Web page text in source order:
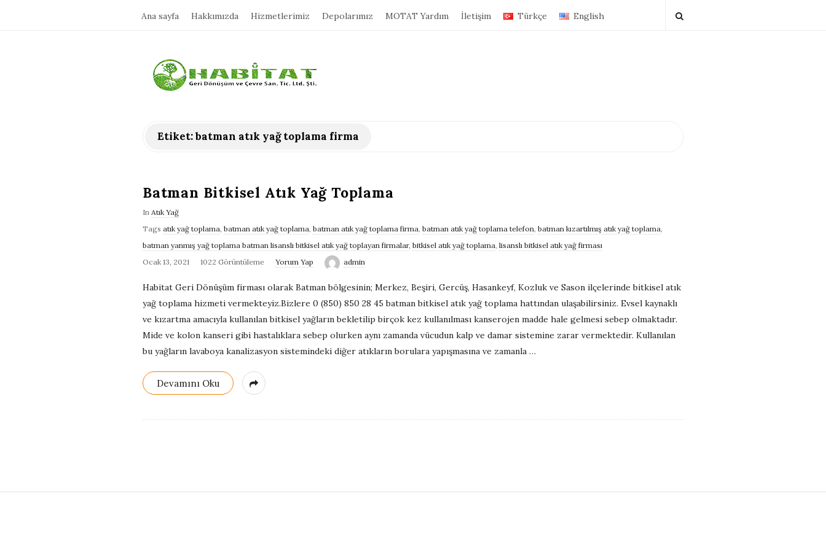
Ana sayfa Hakkımızda Hizmetlerimiz Depolarımız MOTAT Yardım İletişim Türkçe English
H
t
a
t
G
e
r
i
Etiket:batman atık yağ toplama firma
Batman Bitkisel Atık Yağ Toplama
In Atık Yağ
Tags atık yağ toplama, batman atık yağ toplama, batman atık yağ toplama firma, batman atık yağ toplama telefon, batman kızartılmış atık yağ toplama,
batman yanmış yağ toplama batman lisanslı bitkisel atık yağ toplayan firmalar, bitkisel atık yağ toplama, lisanslı bitkisel atık yağ firması
Ocak 13, 2021
1022 Görüntüleme Yorum Yap admin
Habitat Geri Dönüşüm firması olarak Batman bölgesinin; Merkez, Beşiri, Gercüş, Hasankeyf, Kozluk ve Sason ilçelerinde bitkisel atık
yağ toplama hizmeti vermekteyiz.Bizlere 0 (850) 850 28 45 batman bitkisel atık yağ toplama hattından ulaşabilirsiniz. Evsel kaynaklı
ve kızartma amacıyla kullanılan bitkisel yağların bekletilip birçok kez kullanılması kanserojen madde hale gelmesi sebep olmaktadır.
Mide ve kolon kanseri gibi hastalıklara sebep olurken aynı zamanda vücudun kalp ve damar sistemine zarar vermektedir. Kullanılan
bu yağların lavaboya kanalizasyon sistemindeki diğer atıkların borulara yapışmasına ve zamanla …
Devamını Oku